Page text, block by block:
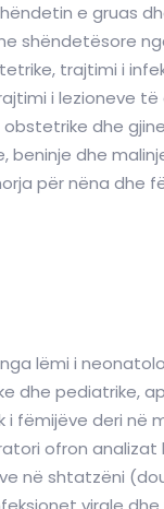
e gruas
shëndetësore
trajtimi i
i lezioneve të
dhe
dhe
për nëna dhe
lëmi i
dhe pediatrike,
fëmijëve deri në
ofron
në shtatzëni